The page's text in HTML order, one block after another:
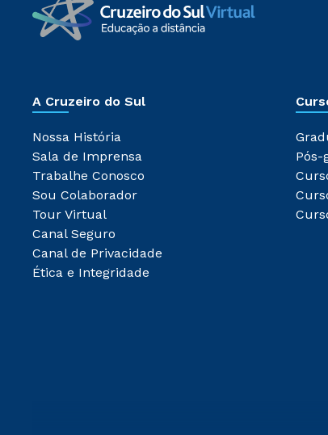
A Cruzeiro do Sul
Nossa História
Sala de Imprensa
Trabalhe Conosco
Sou Colaborador
Tour Virtual
Canal Seguro
Canal de Privacidade
Ética e Integridade
Pós-